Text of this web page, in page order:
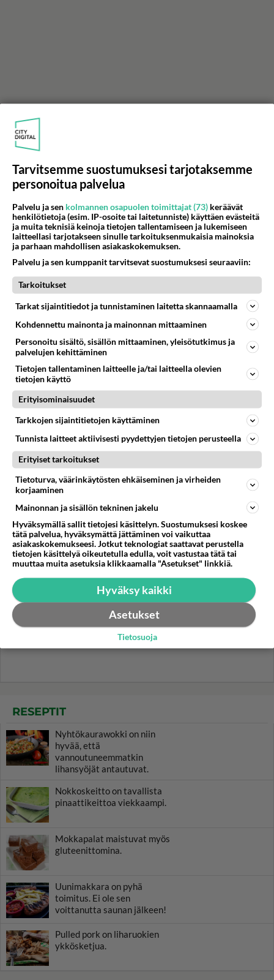
LUETUIMMAT
Muistatko? Kädestä suuhun
elävä Satu sai jättimäisen
rahasalkun Henry-
miljonääriltä
Tiesitkö? Martina Aitolehden
isäpuoli on tämä suosittu
laulaja
Luetuimmat: Aarne Pelkonen
ja Noora Louhimo vihdoinkin
yhdessä - Tätä moni jo odotti
Danny, 83, teki yllättävän
teon - Missä on 25-vuotias
Helmi Loukasmäki?
TTK-voittaja Johannes
Holopainen paljasti iloisen
uutisen - Tätä moni ehti jo
odottaa
RESEPTIT
Nyhtökaurawokki on niin
hyvää, että
vannoutuneemmatkin
lihansyöjät antautuvat.
Nokkoskeitto on tavallista
pinaattikeittoa viekkaampi.
Mokkapalat maistuvat myös
gluteenittomina.
Uunimakkara on pyhä
toimitus. Ei ole sen
voittanutta saunan jälkeen!
Pulled pork on liharuokien
ykkösketjua.
Tarvitsemme suostumuksesi tarjotaksemme
personoitua palvelua
Palvelu ja sen kolmannen osapuolen toimittajat (73) keräävät
henkilötietoja (esim. IP-osoite tai laitetunniste) käyttäen evästeitä
ja muita teknisiä keinoja tietojen tallentamiseen ja lukemiseen
laitteellasi tarjotakseen sinulle tarkoituksenmukaisia mainoksia
ja parhaan mahdollisen asiakaskokemuksen.
Palvelu ja sen kumppanit tarvitsevat suostumuksesi seuraaviin:
Tarkoitukset
Tarkat sijaintitiedot ja tunnistaminen laitetta skannaamalla
Kohdennettu mainonta ja mainonnan mittaaminen
Personoitu sisältö, sisällön mittaaminen, yleisötutkimus ja
palvelujen kehittäminen
Tietojen tallentaminen laitteelle ja/tai laitteella olevien
tietojen käyttö
Erityisominaisuudet
Tarkkojen sijaintitietojen käyttäminen
Tunnista laitteet aktiivisesti pyydettyjen tietojen perusteella
Erityiset tarkoitukset
Tietoturva, väärinkäytösten ehkäiseminen ja virheiden
korjaaminen
Mainonnan ja sisällön tekninen jakelu
Hyväksymällä sallit tietojesi käsittelyn. Suostumuksesi koskee
tätä palvelua, hyväksymättä jättäminen voi vaikuttaa
asiakaskokemukseesi. Jotkut teknologiat saattavat perustella
tietojen käsittelyä oikeutetulla edulla, voit vastustaa tätä tai
muuttaa muita asetuksia klikkaamalla "Asetukset" linkkiä.
Hyväksy kaikki
Asetukset
Tietosuoja